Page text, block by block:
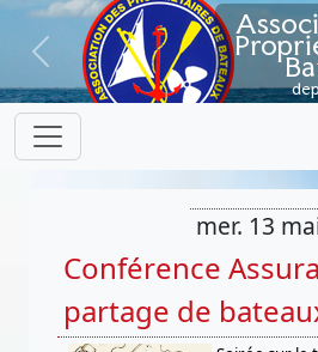
Previous
mer. 13
Conférence
partage de